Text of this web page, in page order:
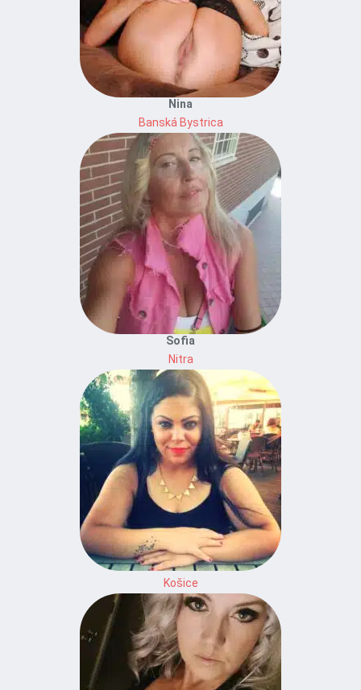
Nina
Banská Bystrica
Sofia
Nitra
Košice